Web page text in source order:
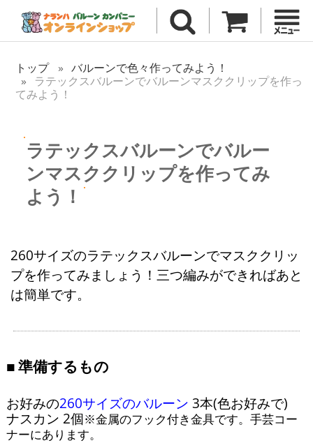
トップ
バルーンで色々作ってみよう！
ラテックスバルーンでバルーンマスククリップを作っ
てみよう！
ラテックスバルーンでバルー
ンマスククリップを作ってみ
よう！
260サイズのラテックスバルーンでマスククリッ
プを作ってみましょう！三つ編みができればあと
は簡単です。
準備するもの
お好みの260サイズのバルーン 3本(色お好みで)
ナスカン 2個※金属のフック付き金具です。手芸コー
ナーにあります。